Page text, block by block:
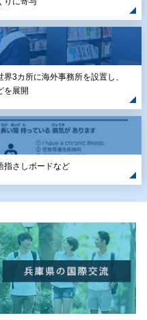
3カ所に海外事務所を設置し、
を展開
指さしボードなど